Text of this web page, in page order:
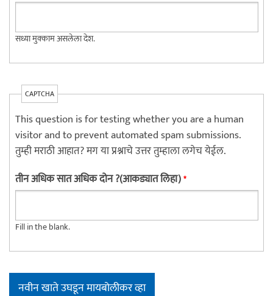
सध्या मुक्काम असलेला देश.
CAPTCHA
This question is for testing whether you are a human
visitor and to prevent automated spam submissions.
तुम्ही मराठी आहात? मग या प्रश्नाचे उत्तर तुम्हाला लगेच येईल.
तीन अधिक सात अधिक दोन ?(आकड्यात लिहा)*
Fill in the blank.